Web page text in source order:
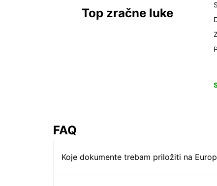
Top zračne luke
FAQ
Koje dokumente trebam priložiti na